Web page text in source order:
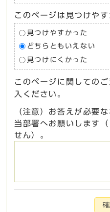
このページは見つけや
見つけやすかった
どちらともいえない
見つけにくかった
このページに関しての
入ください。
（注意）お答えが必要
当部署へお願いします
せん）。